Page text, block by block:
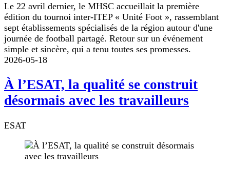
Le 22 avril dernier, le MHSC accueillait la première
édition du tournoi inter-ITEP « Unité Foot », rassemblant
sept établissements spécialisés de la région autour d'une
journée de football partagé. Retour sur un événement
simple et sincère, qui a tenu toutes ses promesses.
2026-05-18
À l’ESAT, la qualité se construit
désormais avec les travailleurs
ESAT